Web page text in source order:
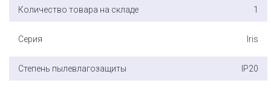
Количество товара на складе 1
Серия Iris
Степень пылевлагозащиты IP20